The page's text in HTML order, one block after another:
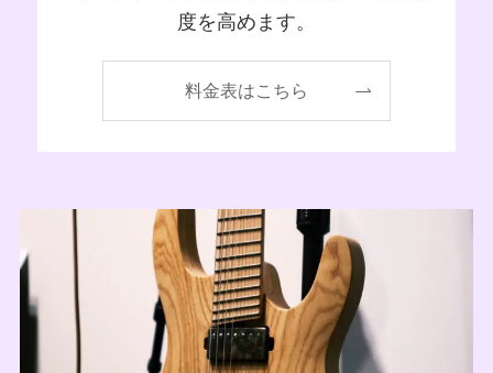
度を高めます。
料金表はこちら